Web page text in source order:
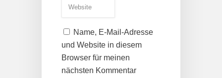
Name, E-Mail-Adresse
und Website in diesem
Browser für meinen
nächsten Kommentar